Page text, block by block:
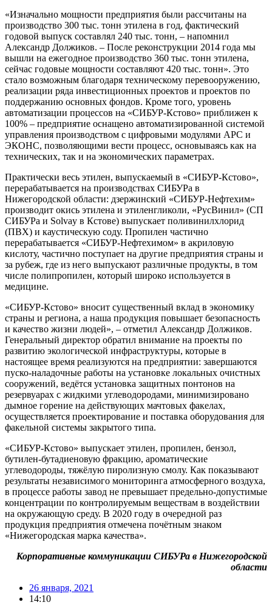
«Изначально мощности предприятия были рассчитаны на
производство 300 тыс. тонн этилена в год, фактический
годовой выпуск составлял 240 тыс. тонн, – напомнил
Александр Должиков. – После реконструкции 2014 года мы
вышли на ежегодное производство 360 тыс. тонн этилена,
сейчас годовые мощности составляют 420 тыс. тонн». Это
стало возможным благодаря техническому перевооружению,
реализации ряда инвестиционных проектов и проектов по
поддержанию основных фондов. Кроме того, уровень
автоматизации процессов на «СИБУР-Кстово» приближен к
100% – предприятие оснащено автоматизированной системой
управления производством с цифровыми модулями АРС и
ЭКОНС, позволяющими вести процесс, основываясь как на
технических, так и на экономических параметрах.
Практически весь этилен, выпускаемый в «СИБУР-Кстово»,
перерабатывается на производствах СИБУРа в
Нижегородской области: дзержинский «СИБУР-Нефтехим»
производит окись этилена и этиленгликоли, «РусВинил» (СП
СИБУРа и Solvay в Кстове) выпускает поливинилхлорид
(ПВХ) и каустическую соду. Пропилен частично
перерабатывается «СИБУР-Нефтехимом» в акриловую
кислоту, частично поступает на другие предприятия страны и
за рубеж, где из него выпускают различные продукты, в том
числе полипропилен, который широко используется в
медицине.
«СИБУР-Кстово» вносит существенный вклад в экономику
страны и региона, а наша продукция повышает безопасность
и качество жизни людей», – отметил Александр Должиков.
Генеральный директор обратил внимание на проекты по
развитию экологической инфраструктуры, которые в
настоящее время реализуются на предприятии: завершаются
пуско-наладочные работы на установке локальных очистных
сооружений, ведётся установка защитных понтонов на
резервуарах с жидкими углеводородами, минимизировано
дымное горение на действующих мачтовых факелах,
осуществляется проектирование и поставка оборудования для
факельной системы закрытого типа.
«СИБУР-Кстово» выпускает этилен, пропилен, бензол,
бутилен-бутадиеновую фракцию, ароматические
углеводороды, тяжёлую пиролизную смолу. Как показывают
результаты независимого мониторинга атмосферного воздуха,
в процессе работы завод не превышает предельно-допустимые
концентрации по контролируемым веществам в воздействии
на окружающую среду. В 2020 году в очередной раз
продукция предприятия отмечена почётным знаком
«Нижегородская марка качества».
Корпоративные коммуникации СИБУРа в Нижегородской
области
26 января, 2021
14:10